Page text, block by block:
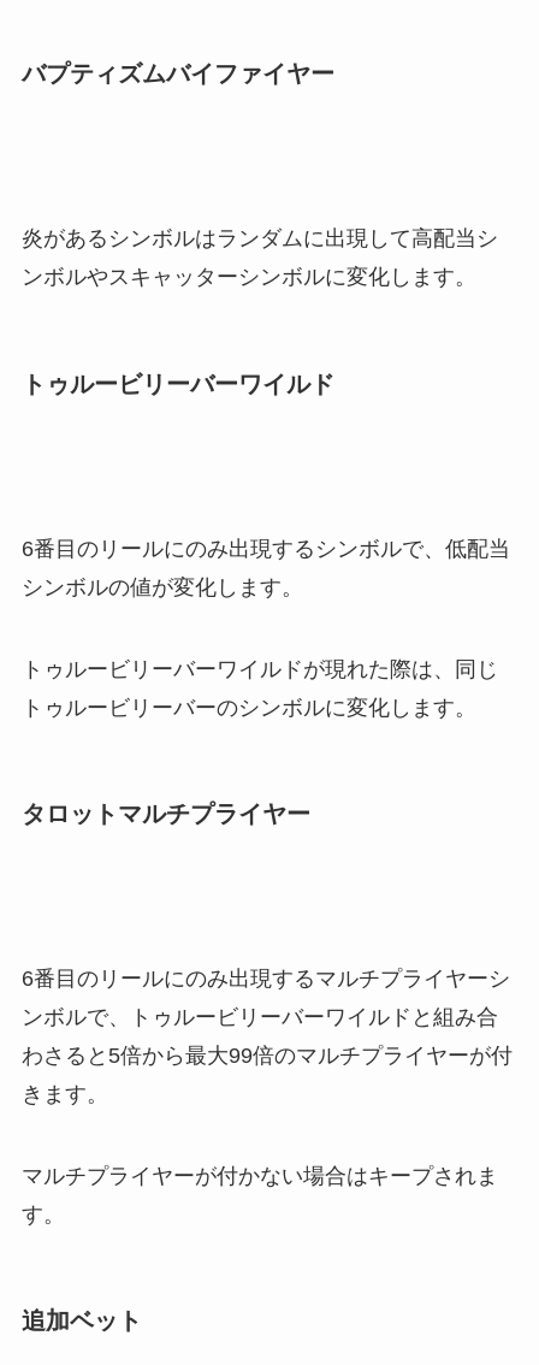
バプティズムバイファイヤー
炎があるシンボルはランダムに出現して高配当シ
ンボルやスキャッターシンボルに変化します。
トゥルービリーバーワイルド
6番目のリールにのみ出現するシンボルで、低配当
シンボルの値が変化します。
トゥルービリーバーワイルドが現れた際は、同じ
トゥルービリーバーのシンボルに変化します。
タロットマルチプライヤー
6番目のリールにのみ出現するマルチプライヤーシ
ンボルで、トゥルービリーバーワイルドと組み合
わさると5倍から最大99倍のマルチプライヤーが付
きます。
マルチプライヤーが付かない場合はキープされま
す。
追加ベット